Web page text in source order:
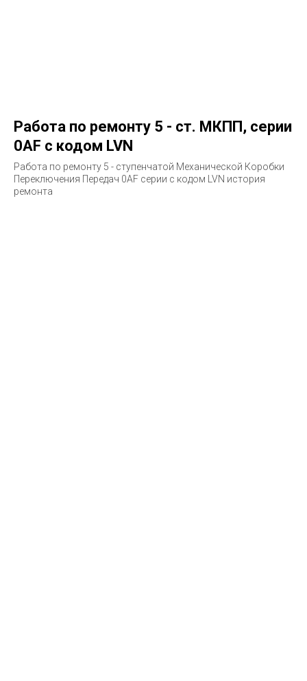
Работа по ремонту 5 - ст. МКПП, серии
0AF с кодом LVN
Работа по ремонту 5 - ступенчатой Механической Коробки
Переключения Передач 0AF серии с кодом LVN история
ремонта